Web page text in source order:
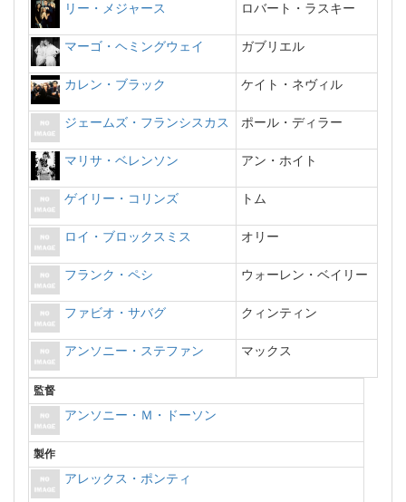
リー・メジャース ロバート・ラスキー
マーゴ・ヘミングウェイ ガブリエル
カレン・ブラック ケイト・ネヴィル
ジェームズ・フランシスカス ポール・ディラー
マリサ・ベレンソン アン・ホイト
ゲイリー・コリンズ トム
ロイ・ブロックスミス オリー
フランク・ペシ ウォーレン・ベイリー
ファビオ・サバグ クィンティン
アンソニー・ステファン マックス
監督
アンソニー・Ｍ・ドーソン
製作
アレックス・ポンティ